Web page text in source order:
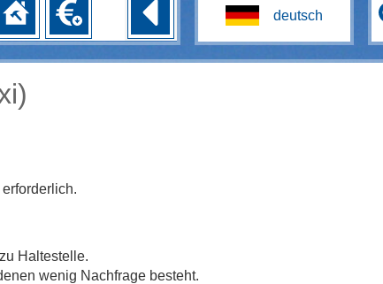
Haltestelle.
wenig Nachfrage besteht.